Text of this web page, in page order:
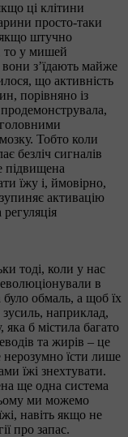
ці клітини
просто-таки
якщо штучно
то у мишей
з’їдають майже
що активність
порівняно із
Тобто коли
безліч сигналів
підвищена
їжу і, ймовірно,
активацію
тоді, коли у нас
в
обмаль, а щоб їх
наприклад,
б містила багато
та жирів – це
нерозумно їсти лише
їжі знехтувати.
ще одна система
ми можемо
навіть якщо не
про запас.